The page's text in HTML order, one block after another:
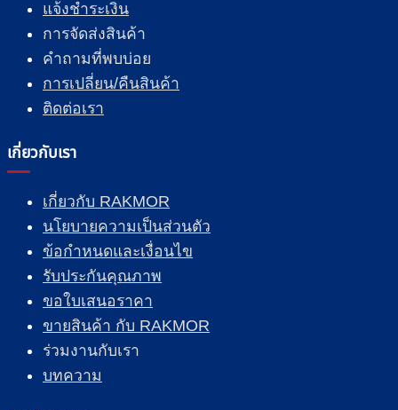
แจ้งชำระเงิน
การจัดส่งสินค้า
คำถามที่พบบ่อย
การเปลี่ยน/คืนสินค้า
ติดต่อเรา
เกี่ยวกับเรา
เกี่ยวกับ RAKMOR
นโยบายความเป็นส่วนตัว
ข้อกำหนดและเงื่อนไข
รับประกันคุณภาพ
ขอใบเสนอราคา
ขายสินค้า กับ RAKMOR
ร่วมงานกับเรา
บทความ